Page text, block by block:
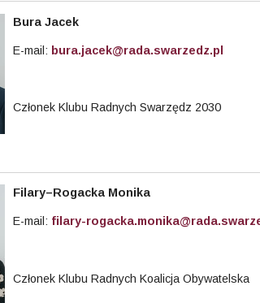
Bura Jacek
E-mail: bura.jacek@rada.swarzedz.pl
Członek Klubu Radnych Swarzędz 2030
Filary–Rogacka Monika
E-mail: filary-
Członek Klubu Radnych Koalicja Obywatelska